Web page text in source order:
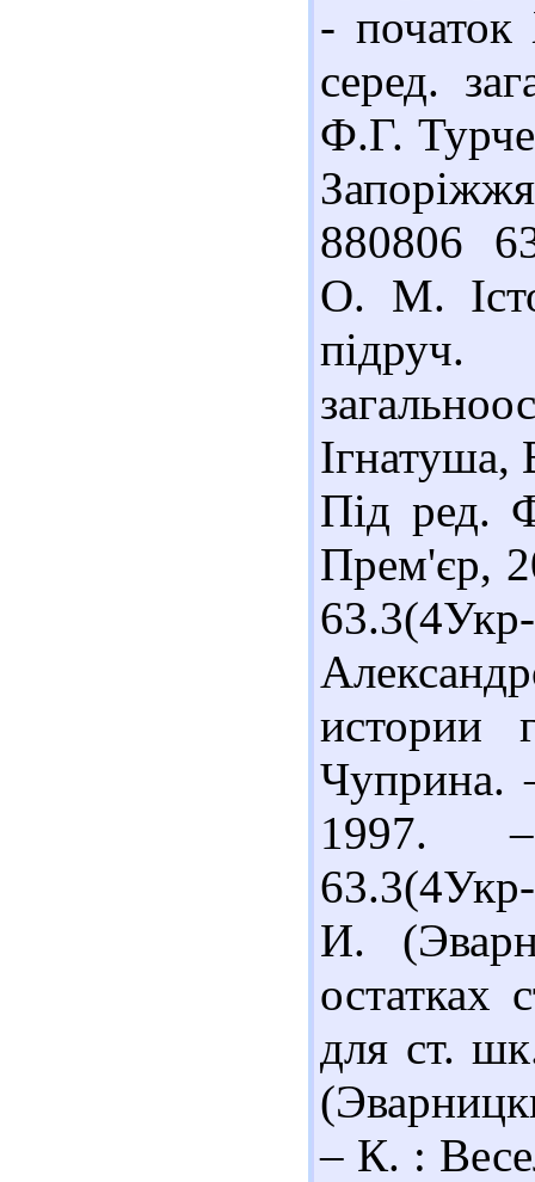
-
серед.
Ф.Г.
880806
О. М.
Під ред.
Прем'єр,
истории
Чуприна.
1997.
И.
остатках
для ст.
– К. :